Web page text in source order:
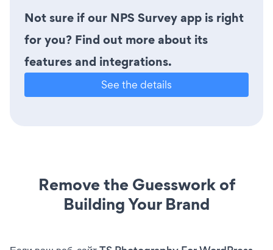
Not sure if our NPS Survey app is right
for you? Find out more about its
features and integrations.
See the details
Remove the Guesswork of
Building Your Brand